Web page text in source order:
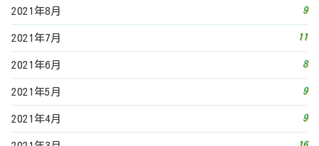
2021年8月 9
2021年7月 11
2021年6月 8
2021年5月 9
2021年4月 9